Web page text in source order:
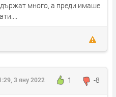
много, а преди имаше
1 -8
3 яну 2022